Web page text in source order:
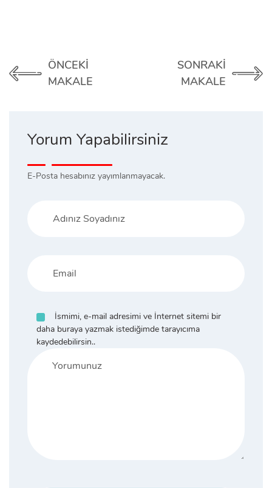
ÖNCEKI
MAKALE
SONRAKI
MAKALE
Yorum Yapabilirsiniz
E-Posta hesabınız yayımlanmayacak.
İsmimi, e-mail adresimi ve İnternet sitemi bir
daha buraya yazmak istediğimde tarayıcıma
kaydedebilirsin..